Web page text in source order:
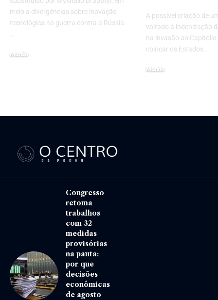
meio a divergências sobre inovação
tecnológica na guerra contra a Rússia.
Mundo
A possível criação de
voltado à indenização
na invasão ao
colocar os Estados…
Mundo
Congresso
retoma
trabalhos
com 32
medidas
provisórias
na pauta:
por que
decisões
econômicas
de agosto